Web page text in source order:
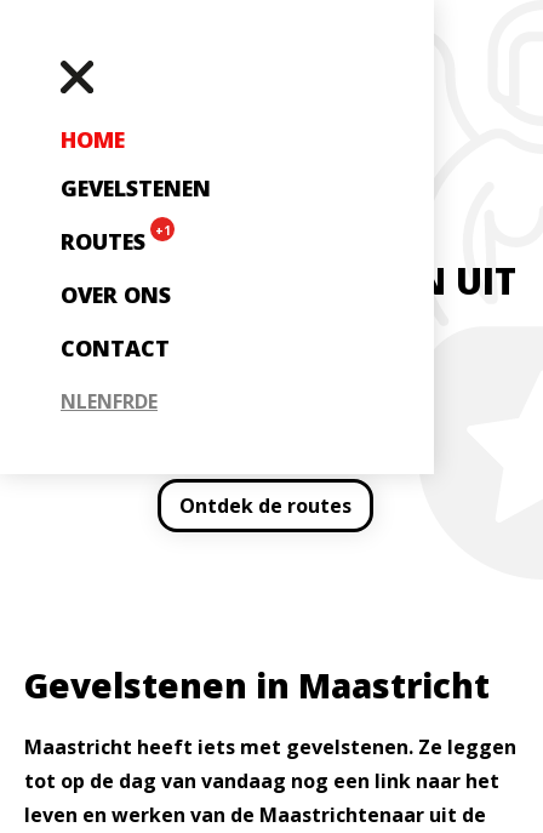
HOME
GEVELSTENEN
ROUTES
+1
OVER ONS
CONTACT
NLENFRDE
EEN OVERZICHT
VAN275
GEVELSTENEN UIT
MAASTRICHT
Bekijk alle gevelstenen
Ontdek de routes
Gevelstenen in Maastricht
Maastricht heeft iets met gevelstenen. Ze leggen
tot op de dag van vandaag nog een link naar het
leven en werken van de Maastrichtenaar uit de